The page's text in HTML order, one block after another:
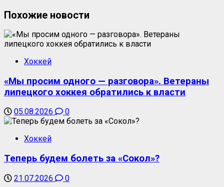
Похожие новости
Хоккей
«Мы просим одного — разговора». Ветераны
липецкого хоккея обратились к власти
05.08.2026 0
Хоккей
Теперь будем болеть за «Сокол»?
21.07.2026 0